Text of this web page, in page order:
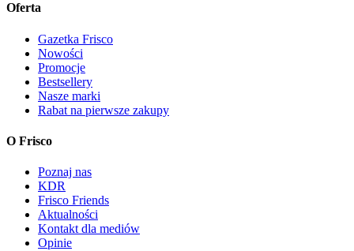
Oferta
Gazetka Frisco
Nowości
Promocje
Bestsellery
Nasze marki
Rabat na pierwsze zakupy
O Frisco
Poznaj nas
KDR
Frisco Friends
Aktualności
Kontakt dla mediów
Opinie